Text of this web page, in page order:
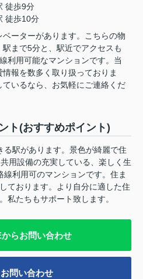
徒歩9分
徒歩10分
ーターがあります。こちらの物
まで5分と、駅近でアクセスも
利用可能なマンションです。当
報を数多く取り扱っておりま
いるなら、お気軽にご連絡くだ
ト(おすすめポイント)
る駅があります。景色が綺麗で住
用設備の充実している、楽しく生
利用可のマンションです。住ま
ております。より自分に適した住
私たちもサポート致します。
らお問い合わせ
お問い合わせ